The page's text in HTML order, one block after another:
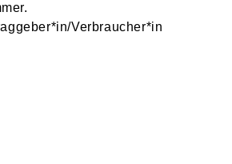
Verbraucher*in